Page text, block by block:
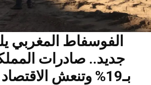
الفوسفاط المغربي
جديد.. صادرات
بـ19% وتنعش الاقتصاد الوطني